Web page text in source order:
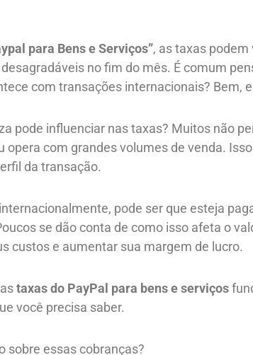
para Bens e Serviços”, as taxas
no fim do mês. É comum
com transações internacionais? Bem,
pode influenciar nas taxas? Muitos não
com grandes volumes de venda.
da transação.
pode ser que esteja
se dão conta de como isso afeta o
custos e aumentar sua margem de lucro.
taxas do PayPal para bens e serviços
você precisa saber.
sobre essas cobranças?